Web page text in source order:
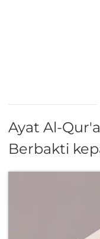
Ayat Al-
Berbakti